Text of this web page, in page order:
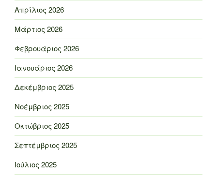
Απρίλιος 2026
Μάρτιος 2026
Φεβρουάριος 2026
Ιανουάριος 2026
Δεκέμβριος 2025
Νοέμβριος 2025
Οκτώβριος 2025
Σεπτέμβριος 2025
Ιούλιος 2025